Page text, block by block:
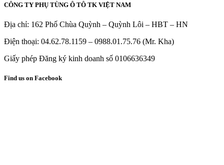
CÔNG TY PHỤ TÙNG Ô TÔ TK VIỆT NAM
Địa chỉ: 162 Phố Chùa Quỳnh – Quỳnh Lôi – HBT – HN
Điện thoại: 04.62.78.1159 – 0988.01.75.76 (Mr. Kha)
Giấy phép Đăng ký kinh doanh số 0106636349
Find us on Facebook